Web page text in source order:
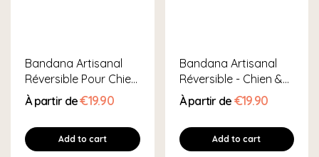
Bandana Artisanal
Réversible Pour Chien
Et Chat
À partir de€19.90
Add to cart
Bandana Artisanal
Réversible - Chien &
Chat
À partir de €19.90
Add to cart